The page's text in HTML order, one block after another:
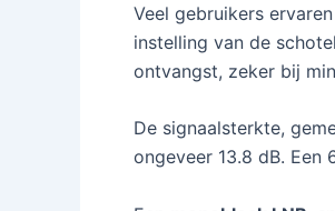
Veel gebruikers
instelling van de
ontvangst, zeker bij
De signaalsterkte,
ongeveer 13.8 dB.